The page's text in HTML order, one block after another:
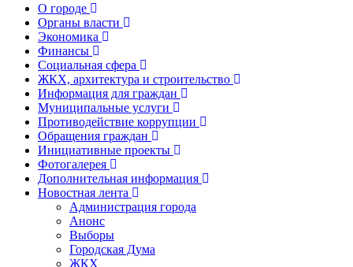
О городе
Органы власти
Экономика
Финансы
Социальная сфера
ЖКХ, архитектура и строительство
Информация для граждан
Муниципальные услуги
Противодействие коррупции
Обращения граждан
Инициативные проекты
Фотогалерея
Дополнительная информация
Новостная лента
Администрация города
Анонс
Выборы
Городская Дума
ЖКХ